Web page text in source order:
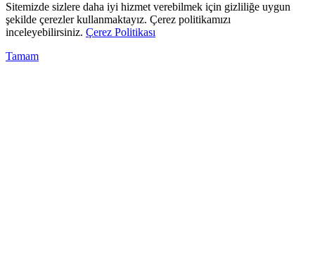
Sitemizde sizlere daha iyi hizmet verebilmek için gizliliğe uygun
şekilde çerezler kullanmaktayız. Çerez politikamızı
inceleyebilirsiniz. Çerez Politikası
Tamam